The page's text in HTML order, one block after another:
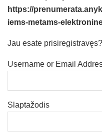
https://
iems-metams-
Jau esate
Username or Email
Slaptažodis